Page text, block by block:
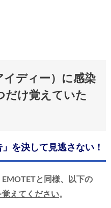
イディー）に感染
だけ覚えていた
を決して見逃さない！
と同様、以下の
覚えてください。